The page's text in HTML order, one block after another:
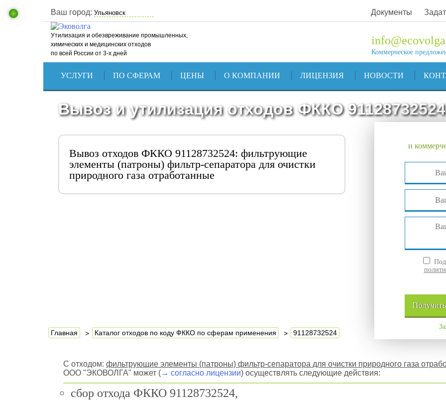
Ваш город: Документы
Утилизация и обезвреживание промышленных,
химических и медицинских отходов
по всей России от 3-х дней
Коммерческое
УСЛУГИ ПО СФЕРАМ ЦЕНЫ О КОМПАНИИ ЛИЦЕНЗИЯ НОВОСТИ
Вывоз и утилизация отходов ФККО 91128732524
Вывоз отходов ФККО 91128732524: фильтрующие
элементы (патроны) фильтр-сепаратора для очистки
природного газа отработанные
и
Получить
Главная Каталог отходов по коду ФККО по сферам применения 91128732524
С отходом: фильтрующие элементы (патроны) фильтр-сепаратора для очистки природного газа
ООО "ЭКОВОЛГА" может (→ согласно лицензии) осуществлять следующие действия:
сбор отхода ФККО 91128732524,